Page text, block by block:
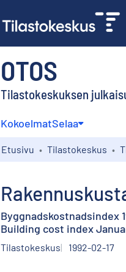
OTOS
Tilastokeskuksen
KokoelmatSelaa
Etusivu Tilastokeskus
Byggnadskostnadsindex
Building cost index
Tilastokeskus 1992-02-17